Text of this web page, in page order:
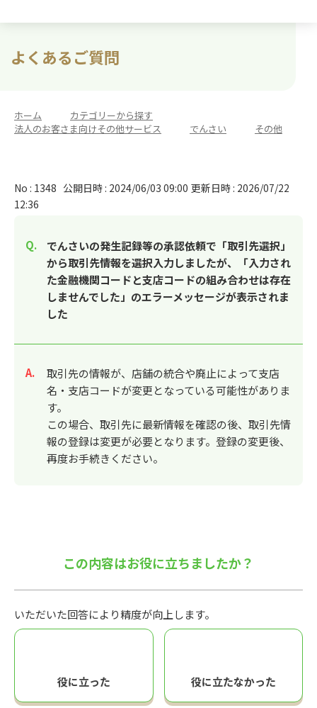
よくあるご質問
ホーム カテゴリーから探す
法人のお客さま向けその他サービス
でんさい その他
No : 1348 公開日時 : 2024/06/03 09:00 更新日時 : 2026/07/22
12:36
でんさいの発生記録等の承認依頼で「取引先選択」
から取引先情報を選択入力しましたが、「入力され
た金融機関コードと支店コードの組み合わせは存在
しませんでした」のエラーメッセージが表示されま
した
回答
取引先の情報が、店舗の統合や廃止によって支店
名・支店コードが変更となっている可能性がありま
す。
この場合、取引先に最新情報を確認の後、取引先情
報の登録は変更が必要となります。登録の変更後、
再度お手続きください。
この内容はお役に立ちましたか？
いただいた回答により精度が向上します。
役に立った 役に立たなかった